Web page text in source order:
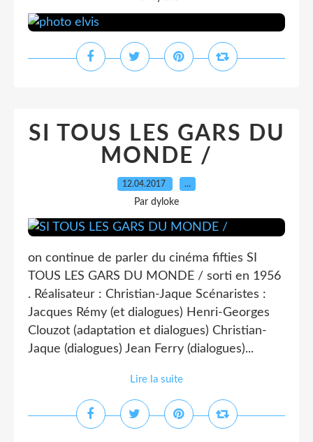
SI TOUS LES GARS DU
MONDE /
12.04.2017 …
Par dyloke
on continue de parler du cinéma fifties SI
TOUS LES GARS DU MONDE / sorti en 1956
. Réalisateur : Christian-Jaque Scénaristes :
Jacques Rémy (et dialogues) Henri-Georges
Clouzot (adaptation et dialogues) Christian-
Jaque (dialogues) Jean Ferry (dialogues)...
Lire la suite